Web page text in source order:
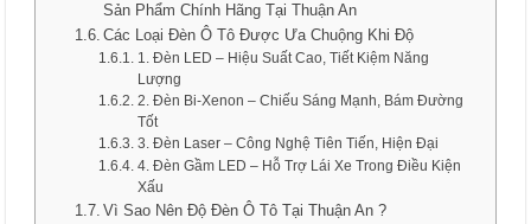
Sản Phẩm Chính Hãng Tại Thuận An
Các Loại Đèn Ô Tô Được Ưa Chuộng Khi Độ
1. Đèn LED – Hiệu Suất Cao, Tiết Kiệm Năng
Lượng
2. Đèn Bi-Xenon – Chiếu Sáng Mạnh, Bám Đường
Tốt
3. Đèn Laser – Công Nghệ Tiên Tiến, Hiện Đại
4. Đèn Gầm LED – Hỗ Trợ Lái Xe Trong Điều Kiện
Xấu
Vì Sao Nên Độ Đèn Ô Tô Tại Thuận An ?